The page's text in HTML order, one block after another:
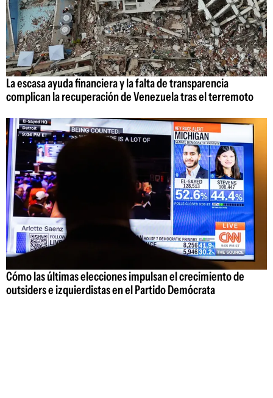
La escasa ayuda financiera y la falta de transparencia
complican la recuperación de Venezuela tras el terremoto
Cómo las últimas elecciones impulsan el crecimiento de
outsiders e izquierdistas en el Partido Demócrata